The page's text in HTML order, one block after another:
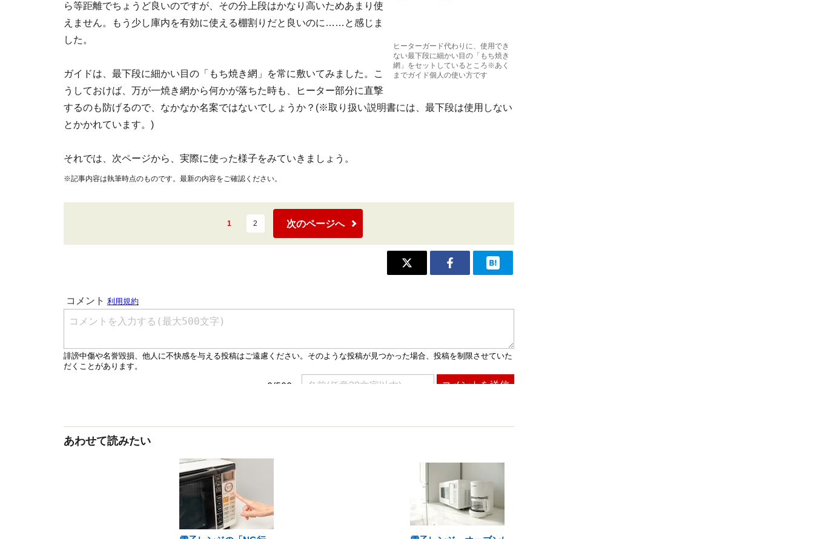
ヒーターガード代わりに、使用でき
ない最下段に細かい目の「もち焼き
網」をセットしているところ※あく
までガイド個人の使い方です
ら等距離でちょうど良いのですが、その分上段はかなり高いためあまり使
えません。もう少し庫内を有効に使える棚割りだと良いのに……と感じま
した。
ガイドは、最下段に細かい目の「もち焼き網」を常に敷いてみました。こ
うしておけば、万が一焼き網から何かが落ちた時も、ヒーター部分に直撃
するのも防げるので、なかなか名案ではないでしょうか？(※取り扱い説明書には、最下段は使用しない
とかかれています。)
それでは、次ページから、実際に使った様子をみていきましょう。
※記事内容は執筆時点のものです。最新の内容をご確認ください。
1 2 次のページへ
あわせて読みたい